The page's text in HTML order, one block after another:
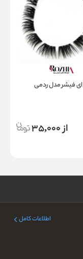
فیشر مدل ردمی
از 35,000
اطلاعات کامل